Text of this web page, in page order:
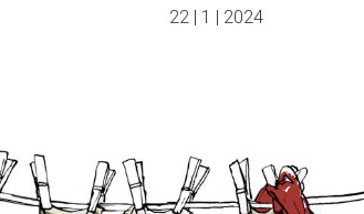
22 | 1 | 2024